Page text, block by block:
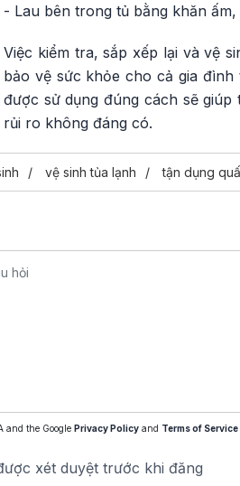
- Lau bên trong tủ bằng khăn
Việc kiểm tra, sắp xếp lại và vệ
bảo vệ sức khỏe cho cả gia
được sử dụng đúng cách sẽ
rủi ro không đáng có.
vệ sinh tủa lạnh tận dụng
and the Google Privacy Policy and Terms of Service
xét duyệt trước khi đăng